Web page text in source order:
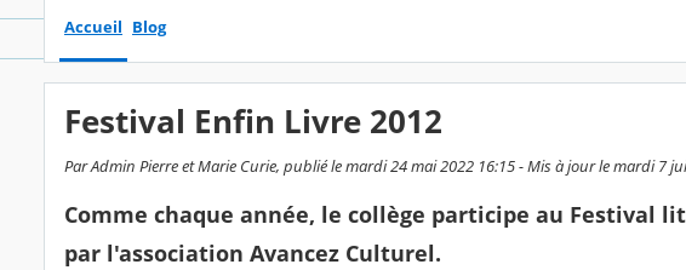
Accueil Blog
Festival Enfin Livre 2012
Par Admin Pierre et Marie Curie, publié le mardi 24 mai 2022 16:15 - Mis à jour le mardi 7
Comme chaque année, le collège participe au Festival
par l'association Avancez Culturel.